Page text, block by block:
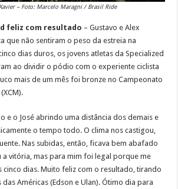
– Foto: Marcelo Maragni / Brasil Ride
feliz com resultado – Gustavo e Alex
que não sentiram o peso da estreia na
dias duros, os jovens atletas da Specialized
ao dividir o pódio com o experiente ciclista
mais de um mês foi bronze no Campeonato
e o José abrindo uma distância dos demais e
o tempo todo. O clima nos castigou,
Nas subidas, então, ficava bem abafado
a vitória, mas para mim foi legal porque me
cinco dias. Muito feliz com o resultado, tirando
Américas (Edson e Ulan). Ótimo dia para